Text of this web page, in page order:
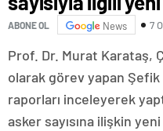
ABONE OL News 7
Prof. Dr. Murat Karataş,
olarak görev yapan
raporları inceleyerek
asker sayısına ilişkin